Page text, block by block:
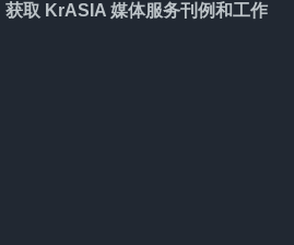
获取 KrASIA 媒体服务刊例和工作